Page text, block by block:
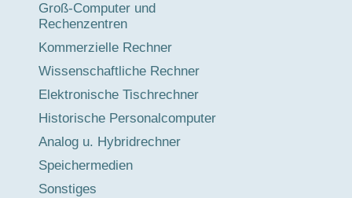
Groß-Computer und
Rechenzentren
Kommerzielle Rechner
Wissenschaftliche Rechner
Elektronische Tischrechner
Historische Personalcomputer
Analog u. Hybridrechner
Speichermedien
Sonstiges